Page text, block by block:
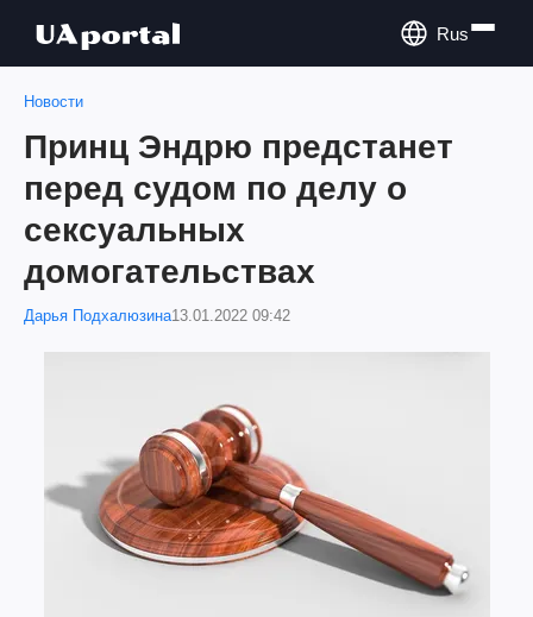
Rus
Новости
Принц Эндрю предстанет
перед судом по делу о
сексуальных
домогательствах
Дарья Подхалюзина13.01.2022 09:42